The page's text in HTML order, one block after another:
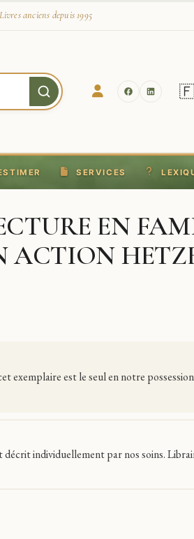
anciens depuis 1995
SERVICES
EN
ACTION
exemplaire est le seul en notre
décrit individuellement par nos soins.